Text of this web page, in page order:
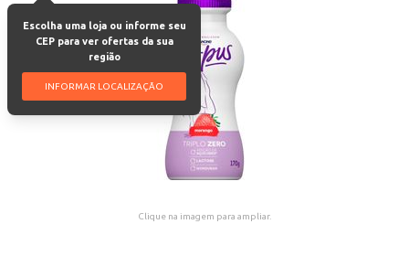
Escolha uma loja ou informe seu
CEP para ver ofertas da sua
região
INFORMAR LOCALIZAÇÃO
Clique na imagem para ampliar.